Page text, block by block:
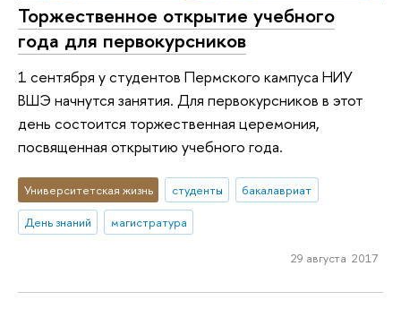
Торжественное открытие учебного
года для первокурсников
1 сентября у студентов Пермского кампуса НИУ
ВШЭ начнутся занятия. Для первокурсников в этот
день состоится торжественная церемония,
посвященная открытию учебного года.
Университетская жизнь студенты
бакалавриат
День знаний
магистратура
29 августа 2017